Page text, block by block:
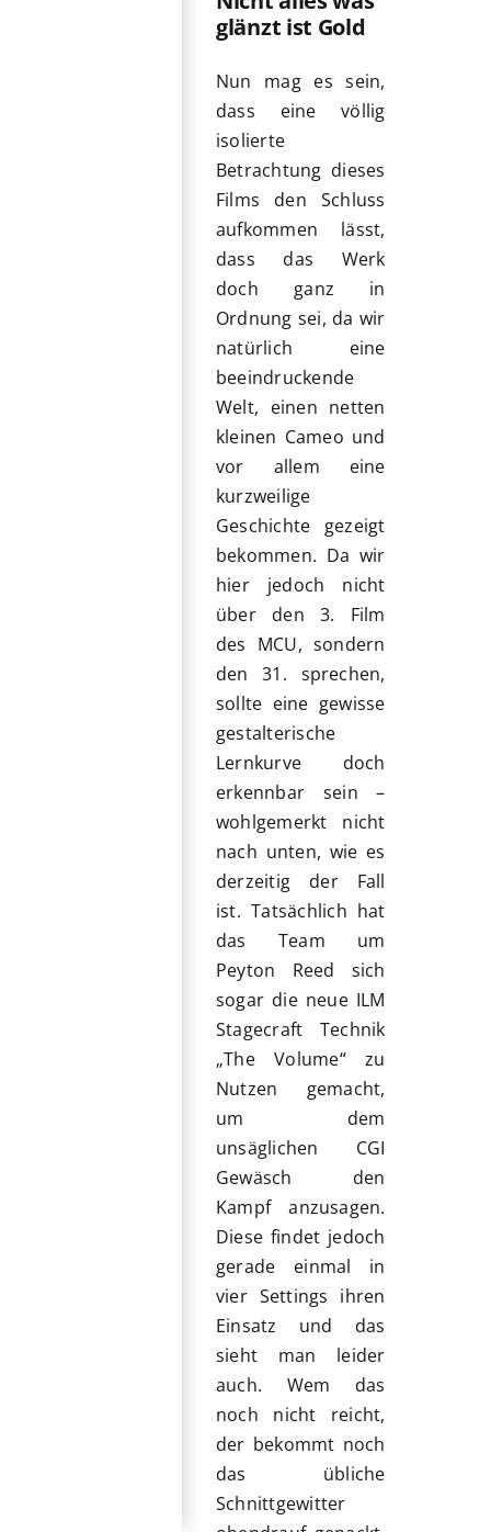
glänzt ist Gold
Nun mag es sein,
dass eine völlig
isolierte
Betrachtung dieses
Films den Schluss
aufkommen lässt,
dass das Werk
doch ganz in
Ordnung sei, da wir
natürlich eine
beeindruckende
Welt, einen netten
kleinen Cameo und
vor allem eine
kurzweilige
Geschichte gezeigt
bekommen. Da wir
hier jedoch nicht
über den 3. Film
des MCU, sondern
den 31. sprechen,
sollte eine gewisse
gestalterische
Lernkurve doch
erkennbar sein –
wohlgemerkt nicht
nach unten, wie es
derzeitig der Fall
ist. Tatsächlich hat
das Team um
Peyton Reed sich
sogar die neue ILM
Stagecraft Technik
„The Volume“ zu
Nutzen gemacht,
um dem
unsäglichen CGI
Gewäsch den
Kampf anzusagen.
Diese findet jedoch
gerade einmal in
vier Settings ihren
Einsatz und das
sieht man leider
auch. Wem das
noch nicht reicht,
der bekommt noch
das übliche
Schnittgewitter